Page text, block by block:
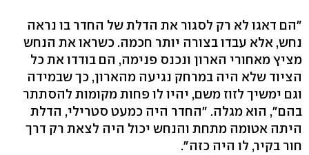
"הם דאגו לא רק לסגור את הדלת של החדר בו נראה
נחש, אלא עבדו בצורה יותר חכמה. כשראו את הנחש
מציץ מאחורי הארון ונכנס פנימה, הם בודדו את כל
הציוד שלא היה במרחק נגיעה מהארון, כך שבמידה
וגם ימשיך לזוז משם, יהיו לו פחות מקומות להסתתר
בהם", הוא מגלה. "החדר היה כמעט סטרילי, הדלת
היתה אטומה מתחת והנחש יכול היה לצאת רק דרך
חור בקיר, לו היה כזה".